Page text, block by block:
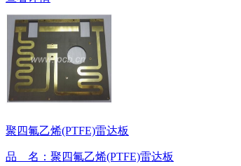
聚四氟乙烯(PTFE)雷达板
品 名：聚四氟乙烯(PTFE)雷达板